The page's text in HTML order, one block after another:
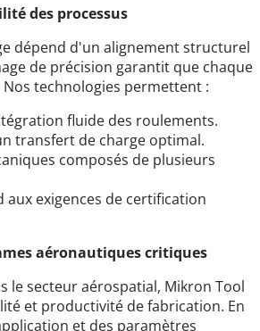
des processus
dépend d'un alignement structurel
de précision garantit que chaque
Nos technologies permettent :
fluide des roulements.
transfert de charge optimal.
composés de plusieurs
aux exigences de certification
aéronautiques critiques
le secteur aérospatial, Mikron Tool
et productivité de fabrication. En
et des paramètres